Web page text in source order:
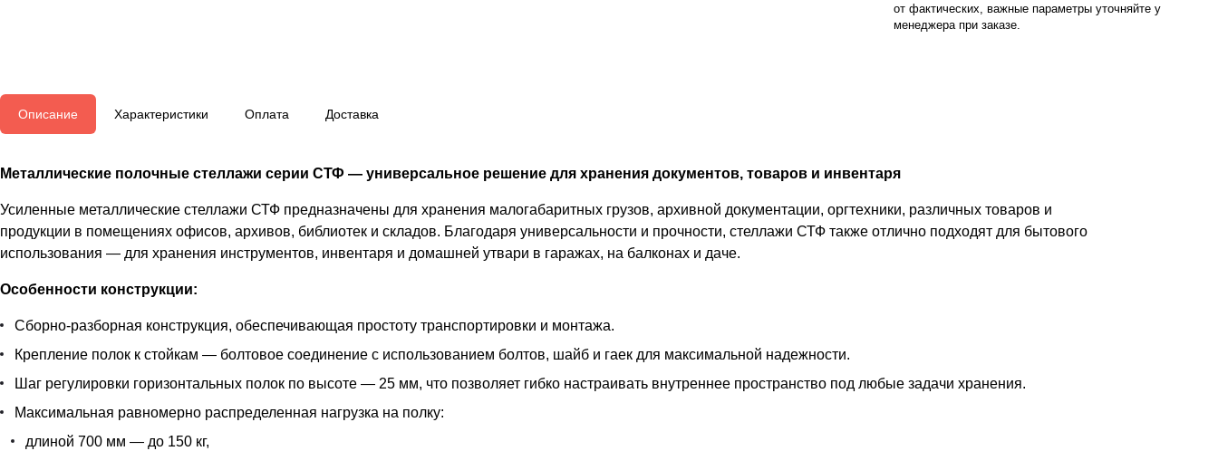
от фактических, важные параметры уточняйте у
менеджера при заказе.
Описание Характеристики Оплата Доставка
Металлические полочные стеллажи серии СТФ — универсальное решение для хранения документов, товаров и инвентаря
Усиленные металлические стеллажи СТФ предназначены для хранения малогабаритных грузов, архивной документации, оргтехники, различных товаров и
продукции в помещениях офисов, архивов, библиотек и складов. Благодаря универсальности и прочности, стеллажи СТФ также отлично подходят для бытового
использования — для хранения инструментов, инвентаря и домашней утвари в гаражах, на балконах и даче.
Особенности конструкции:
Сборно-разборная конструкция, обеспечивающая простоту транспортировки и монтажа.
Крепление полок к стойкам — болтовое соединение с использованием болтов, шайб и гаек для максимальной надежности.
Шаг регулировки горизонтальных полок по высоте — 25 мм, что позволяет гибко настраивать внутреннее пространство под любые задачи хранения.
Максимальная равномерно распределенная нагрузка на полку:
длиной 700 мм — до 150 кг,